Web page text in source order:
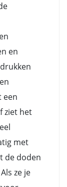
en
een
ziet het
met
de doden
ze je